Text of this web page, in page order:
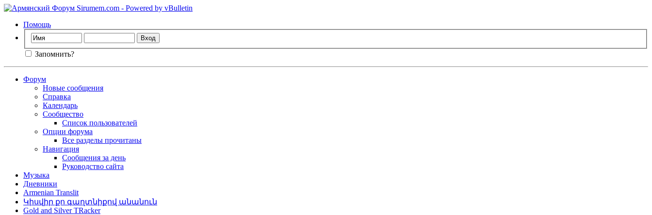
Помощь
Запомнить?
Форум
Новые сообщения
Справка
Календарь
Сообщество
Список пользователей
Опции форума
Все разделы прочитаны
Навигация
Сообщения за день
Руководство сайта
Музыка
Дневники
Armenian Translit
Կիսվիր քո գաղտնիքով անանուն
Gold and Silver TRacker